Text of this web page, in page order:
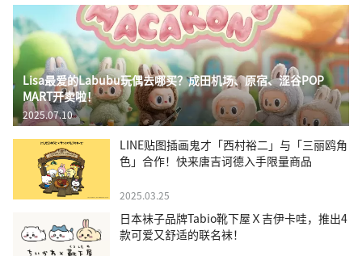
Lisa最爱的Labubu玩偶去哪买？成田机场、原宿、涩谷POP
MART开卖啦！
2025.07.10
LINE贴图插画鬼才「西村裕二」与「三丽鸥角
色」合作！快来唐吉诃德入手限量商品
2025.03.25
日本袜子品牌Tabio靴下屋Ｘ吉伊卡哇，推出4
款可爱又舒适的联名袜！